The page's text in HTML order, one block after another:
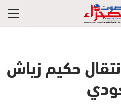
حكيم زياش